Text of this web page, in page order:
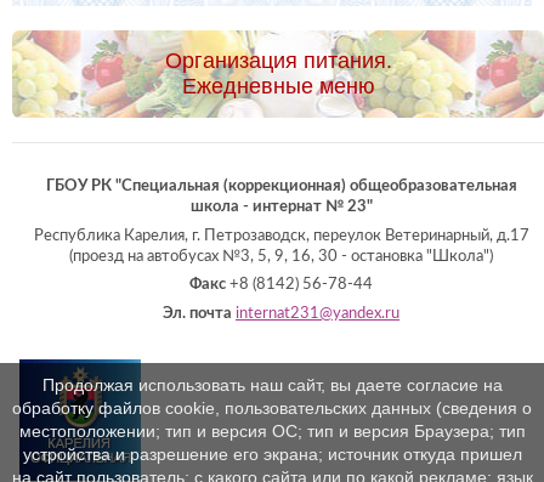
Организация питания.
Ежедневные меню
ГБОУ РК "Специальная (коррекционная) общеобразовательная
школа - интернат № 23"
Республика Карелия, г. Петрозаводск, переулок Ветеринарный, д.17
(проезд на автобусах №3, 5, 9, 16, 30 - остановка "Школа")
Факс +8 (8142) 56-78-44
Эл. почта internat231@yandex.ru
Продолжая использовать наш сайт, вы даете согласие на
обработку файлов cookie, пользовательских данных (сведения о
местоположении; тип и версия ОС; тип и версия Браузера; тип
устройства и разрешение его экрана; источник откуда пришел
на сайт пользователь; с какого сайта или по какой рекламе; язык